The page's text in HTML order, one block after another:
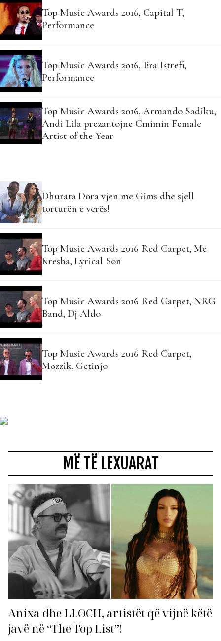
Top Music Awards 2016, Capital T,
Performance
Top Music Awards 2016, Era Istrefi,
Performance
Top Music Awards 2016, Armando Sadiku,
Andi Lila prezantojne Cmimin Female
Artist of the Year
Dhurata Dora vjen me Gims dhe sjell
torturën e verës!
Top Music Awards 2016 Red Carpet, Mc
Kresha, Lyrical Son
Top Music Awards 2016 Red Carpet, NRG
Band, Dj Aldo
Top Music Awards 2016 Red Carpet,
Mozzik, Getinjo
MË TË LEXUARAT
Anixa dhe LLOCH, artistët që vijnë këtë
javë në “The Top List”!